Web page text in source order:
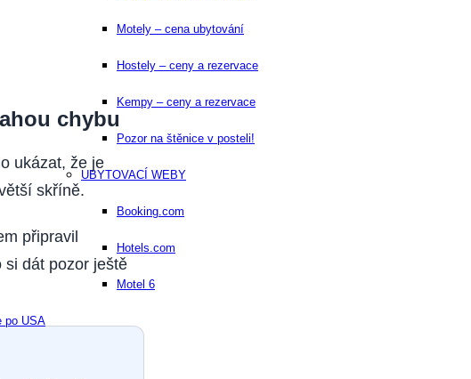
po USA
Motely – cena ubytování
Hostely – ceny a rezervace
Kempy – ceny a rezervace
Pozor na štěnice v posteli!
UBYTOVACÍ WEBY
Booking.com
Hotels.com
Motel 6
chybu
ukázat, že je
skříně.
připravil
si dát pozor ještě